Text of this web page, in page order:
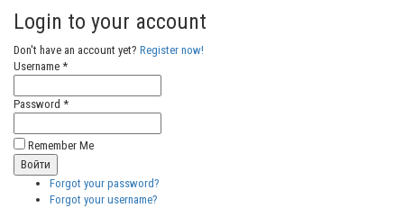
Login to your account
Don't have an account yet? Register now!
Username *
Password *
Remember Me
Forgot your password?
Forgot your username?